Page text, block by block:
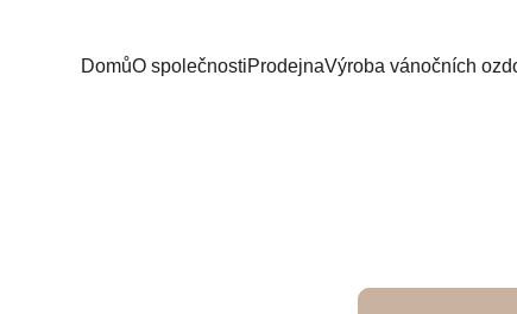
DomůO společnostiProdejnaVýroba vánočních